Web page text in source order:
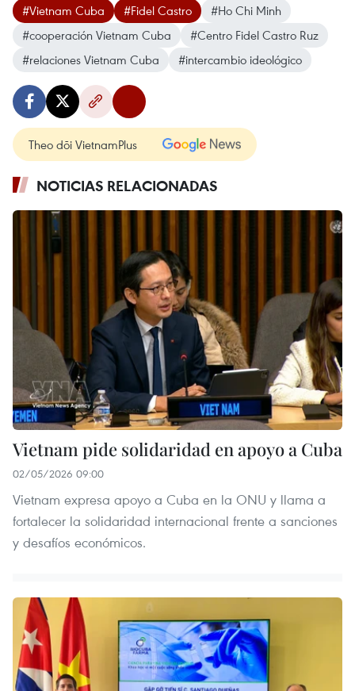
#Vietnam Cuba #Fidel Castro
#Ho Chi Minh
#cooperación Vietnam Cuba
#Centro Fidel Castro Ruz
#relaciones Vietnam Cuba
#intercambio ideológico
Theo dõi VietnamPlus
NOTICIAS RELACIONADAS
Vietnam pide solidaridad en apoyo a Cuba
02/05/2026 09:00
Vietnam expresa apoyo a Cuba en la ONU y llama a
fortalecer la solidaridad internacional frente a sanciones
y desafíos económicos.